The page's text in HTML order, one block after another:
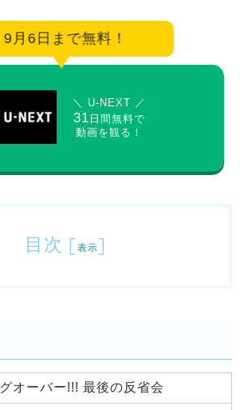
9月6日まで無料！
＼ U-NEXT ／
31 日間無料で
動画を観る！
目次 [ 表示]
オーバー!!! 最後の反省会